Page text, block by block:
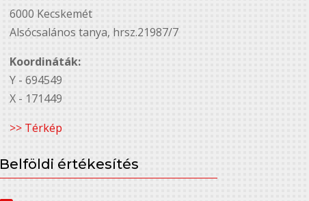
6000 Kecskemét
Alsó￳csalános tanya, hrsz.21987/7
Koordináták:
Y - 694549
X - 171449
>> Térkép
Belföldi értékesítés